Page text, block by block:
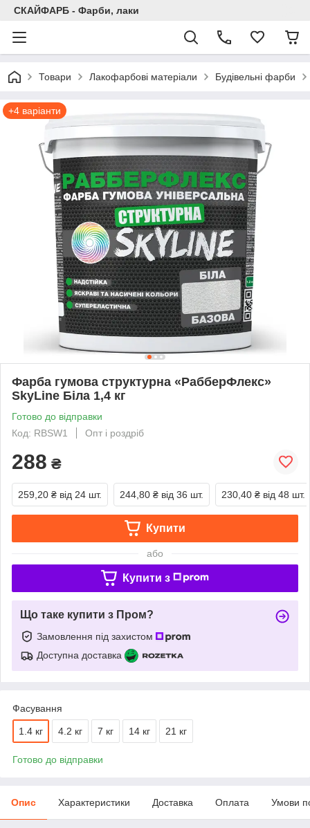
СКАЙФАРБ - Фарби, лаки
Товари Лакофарбові матеріали Будівельні фарби
+4 варіанти
Фарба гумова структурна «РабберФлекс»
SkyLine Біла 1,4 кг
Готово до відправки
Код: RBSW1
Опт і роздріб
288 ₴
259,20 ₴ від 24 шт. 244,80 ₴ від 36 шт. 230,40 ₴ від 48 шт.
Купити
або
Купити з
Що таке купити з Пром?
Замовлення під захистом
Доступна доставка
Фасування
1.4 кг 4.2 кг 7 кг 14 кг 21 кг
Готово до відправки
Опис Характеристики Доставка Оплата Умови